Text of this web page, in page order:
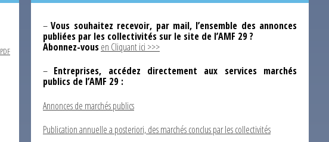
PDF
–Vous souhaitez recevoir, par mail, l’ensemble des annonces
publiées par les collectivités sur le site de l’AMF 29 ?
Abonnez-vousen Cliquant ici >>>
– Entreprises, accédez directement aux services marchés
publics de l’AMF 29 :
Annonces de marchés publics
Publication annuelle a posteriori, des marchés conclus par les collectivités